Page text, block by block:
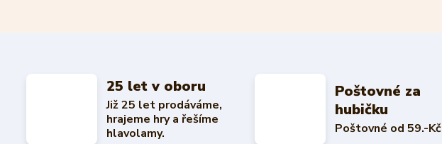
25 let v oboru
Již 25 let prodáváme,
hrajeme hry a řešíme
hlavolamy.
Poštovné za
hubičku
Poštovné od 59.-Kč